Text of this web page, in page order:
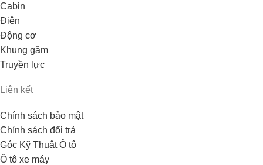
Cabin
Điện
Động cơ
Khung gầm
Truyền lực
Liên kết
Chính sách bảo mật
Chính sách đổi trả
Góc Kỹ Thuật Ô tô
Ô tô xe máy